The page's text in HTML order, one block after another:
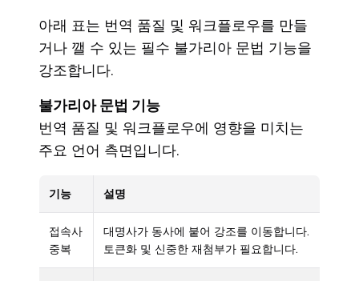
아래 표는 번역 품질 및 워크플로우를 만들
거나 깰 수 있는 필수 불가리아 문법 기능을
강조합니다.
불가리아 문법 기능
번역 품질 및 워크플로우에 영향을 미치는
주요 언어 측면입니다.
기능 설명
접속사
중복
대명사가 동사에 붙어 강조를 이동합니다.
토큰화 및 신중한 재첨부가 필요합니다.